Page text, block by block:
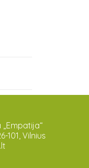
101, Vilnius